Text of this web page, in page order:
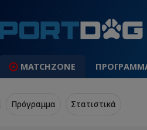
MATCHZONE
Πρόγραμμα Στατιστικά